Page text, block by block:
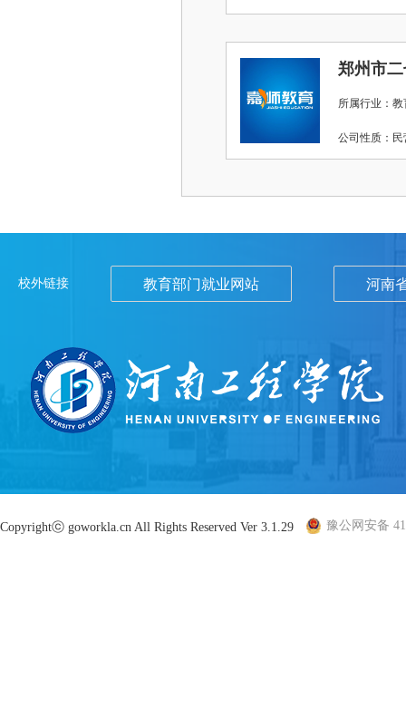
郑州市
所属行业：
公司性质
校外链接 教育部门就业网站 河南
Copyrightⓒ goworkla.cn All Rights Reserved Ver 3.1.29 豫公网安备